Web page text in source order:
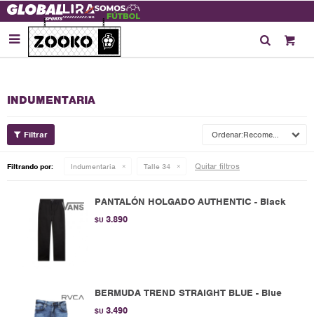

INDUMENTARIA
Recomendados
Filtrando por: Indumentaria Talle 34 Quitar filtros
PANTALÓN HOLGADO AUTHENTIC - Black
$U 3.890
BERMUDA TREND STRAIGHT BLUE - Blue
$U 3.490